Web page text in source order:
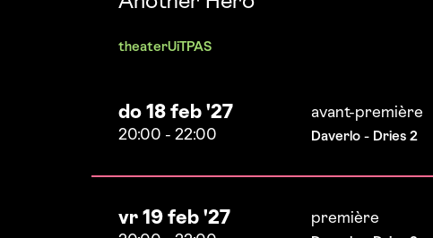
theaterUiTPAS
do 18 feb '27
20:00 - 22:00
avant-première
Daverlo - Dries 2
vr 19 feb '27 première